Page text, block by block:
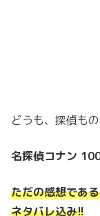
どうも、探偵も
名探偵コナン
ただの感想であ
ネタバレ込み!!